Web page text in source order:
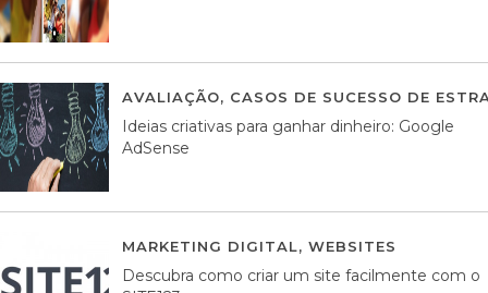
AVALIAÇÃO, CASOS DE SUCESSO DE
Ideias criativas para ganhar dinheiro: Google
AdSense
MARKETING DIGITAL, WEBSITES
Descubra como criar um site facilmente com o